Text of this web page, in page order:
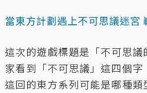
當東方計劃遇上不可思議迷宮
這次的遊戲標題是「不可思議
家看到「不可思議」這四個字
這回的東方系列可能是哪種類